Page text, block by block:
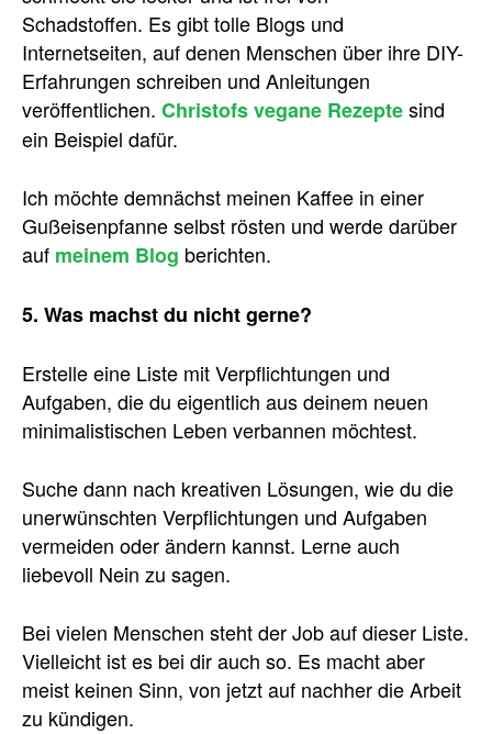
Schadstoffen. Es gibt tolle Blogs und
Internetseiten, auf denen Menschen über ihre DIY-
Erfahrungen schreiben und Anleitungen
veröffentlichen. Christofs vegane Rezeptesind
ein Beispiel dafür.
Ich möchte demnächst meinen Kaffee in einer
Gußeisenpfanne selbst rösten und werde darüber
auf meinem Blog berichten.
5. Was machst du nicht gerne?
Erstelle eine Liste mit Verpflichtungen und
Aufgaben, die du eigentlich aus deinem neuen
minimalistischen Leben verbannen möchtest.
Suche dann nach kreativen Lösungen, wie du die
unerwünschten Verpflichtungen und Aufgaben
vermeiden oder ändern kannst. Lerne auch
liebevoll Nein zu sagen.
Bei vielen Menschen steht der Job auf dieser Liste.
Vielleicht ist es bei dir auch so. Es macht aber
meist keinen Sinn, von jetzt auf nachher die Arbeit
zu kündigen.